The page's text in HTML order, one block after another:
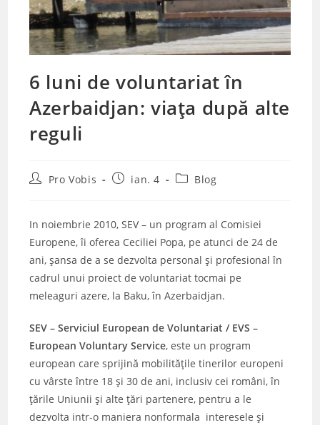
6 luni de voluntariat în
Azerbaidjan: viața după alte
reguli
PostPro Vobis
Postian. 4
PostBlog
In noiembrie 2010, SEV – un program al Comisiei
Europene, îi oferea Ceciliei Popa, pe atunci de 24 de
ani, şansa de a se dezvolta personal şi profesional în
cadrul unui proiect de voluntariat tocmai pe
meleaguri azere, la Baku, în Azerbaidjan.
SEV – Serviciul European de Voluntariat / EVS –
European Voluntary Service, este un program
european care sprijină mobilităţile tinerilor europeni
cu vârste între 18 şi 30 de ani, inclusiv cei români, în
ţările Uniunii şi alte ţări partenere, pentru a le
dezvolta intr-o maniera nonformala interesele şi